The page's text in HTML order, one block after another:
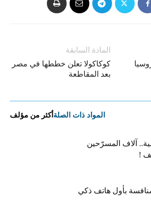
المادة السابقة
كوكاكولا تعلن خططها في مصر
بعد المقاطعة
المواد ذات الصلة أكثر من مؤلف
آلاف المسرّحين
!
بأول هاتف ذكي